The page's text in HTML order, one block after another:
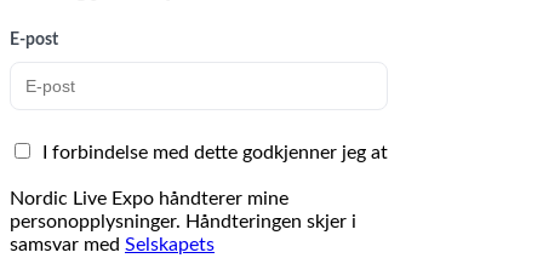
E-post
I forbindelse med dette godkjenner jeg at
Nordic Live Expo håndterer mine
personopplysninger. Håndteringen skjer i
samsvar med Selskapets